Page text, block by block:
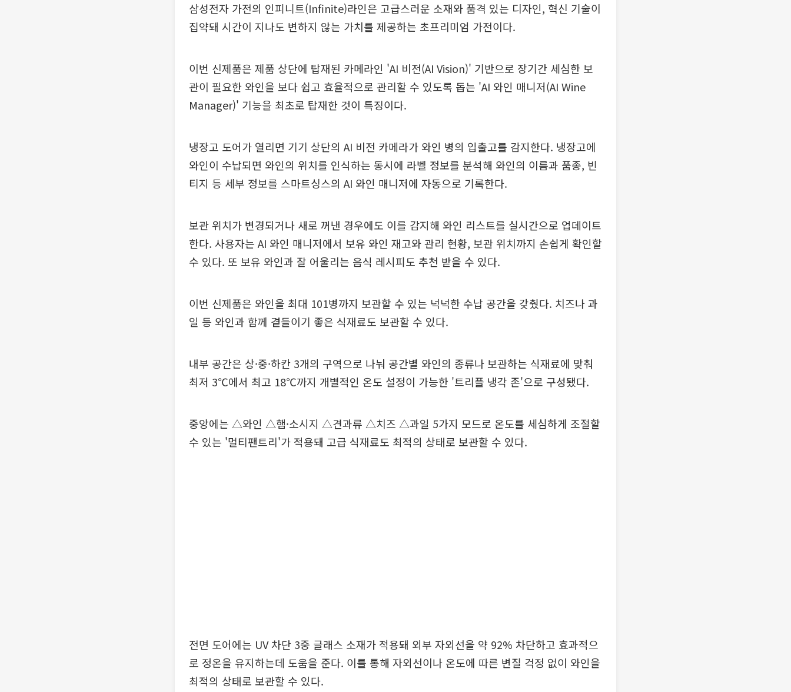
삼성전자 가전의 인피니트(Infinite)라인은 고급스러운 소재와 품격 있는 디자인, 혁신 기술이
집약돼 시간이 지나도 변하지 않는 가치를 제공하는 초프리미엄 가전이다.
이번 신제품은 제품 상단에 탑재된 카메라인 'AI 비전(AI Vision)' 기반으로 장기간 세심한 보
관이 필요한 와인을 보다 쉽고 효율적으로 관리할 수 있도록 돕는 'AI 와인 매니저(AI Wine
Manager)' 기능을 최초로 탑재한 것이 특징이다.
냉장고 도어가 열리면 기기 상단의 AI 비전 카메라가 와인 병의 입출고를 감지한다. 냉장고에
와인이 수납되면 와인의 위치를 인식하는 동시에 라벨 정보를 분석해 와인의 이름과 품종, 빈
티지 등 세부 정보를 스마트싱스의 AI 와인 매니저에 자동으로 기록한다.
보관 위치가 변경되거나 새로 꺼낸 경우에도 이를 감지해 와인 리스트를 실시간으로 업데이트
한다. 사용자는 AI 와인 매니저에서 보유 와인 재고와 관리 현황, 보관 위치까지 손쉽게 확인할
수 있다. 또 보유 와인과 잘 어울리는 음식 레시피도 추천 받을 수 있다.
이번 신제품은 와인을 최대 101병까지 보관할 수 있는 넉넉한 수납 공간을 갖췄다. 치즈나 과
일 등 와인과 함께 곁들이기 좋은 식재료도 보관할 수 있다.
내부 공간은 상·중·하칸 3개의 구역으로 나눠 공간별 와인의 종류나 보관하는 식재료에 맞춰
최저 3℃에서 최고 18℃까지 개별적인 온도 설정이 가능한 '트리플 냉각 존'으로 구성됐다.
중앙에는 △와인 △햄·소시지 △견과류 △치즈 △과일 5가지 모드로 온도를 세심하게 조절할
수 있는 '멀티팬트리'가 적용돼 고급 식재료도 최적의 상태로 보관할 수 있다.
전면 도어에는 UV 차단 3중 글래스 소재가 적용돼 외부 자외선을 약 92% 차단하고 효과적으
로 정온을 유지하는데 도움을 준다. 이를 통해 자외선이나 온도에 따른 변질 걱정 없이 와인을
최적의 상태로 보관할 수 있다.